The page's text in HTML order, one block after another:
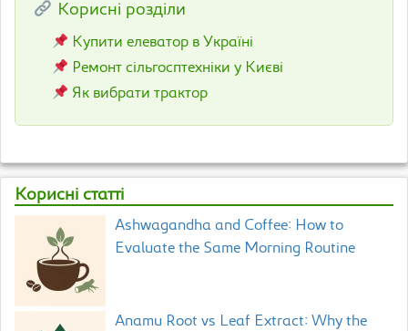
Корисні розділи
Купити елеватор в Україні
Ремонт сільгосптехніки у Києві
Як вибрати трактор
Корисні статті
Ashwagandha and Coffee: How to
Evaluate the Same Morning Routine
Anamu Root vs Leaf Extract: Why the